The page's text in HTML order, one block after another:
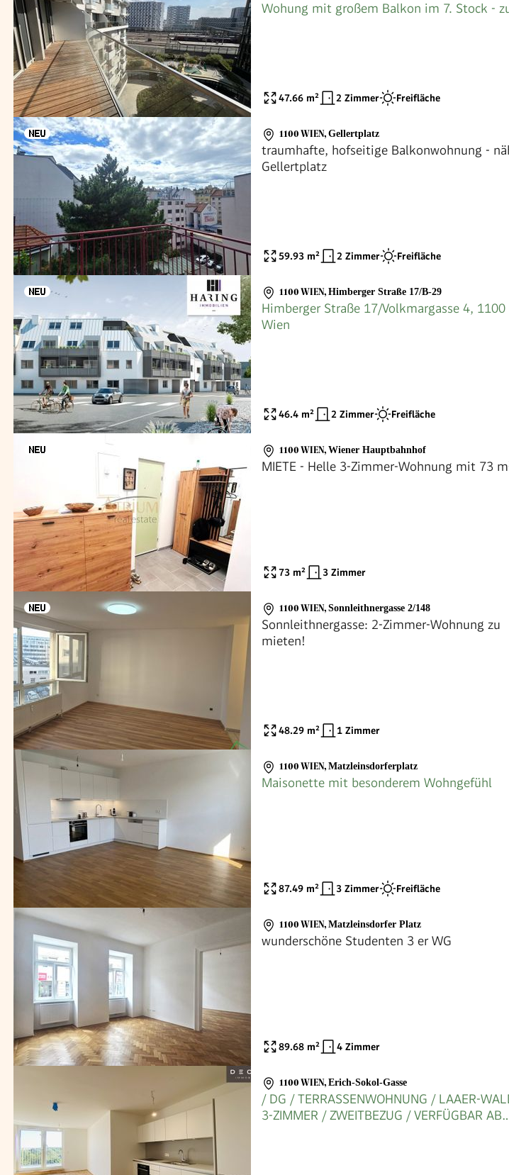
Wohung mit großem Balkon im 7. Stock -
47.66 m² 2 Zimmer Freifläche
1100 WIEN, Gellertplatz
traumhafte, hofseitige Balkonwohnung -
Gellertplatz
59.93 m² 2 Zimmer Freifläche
1100 WIEN, Himberger Straße 17/B-29
Himberger Straße 17/Volkmargasse 4, 1100
Wien
46.4 m² 2 Zimmer Freifläche
1100 WIEN, Wiener Hauptbahnhof
MIETE - Helle 3-Zimmer-Wohnung mit 73
73 m² 3 Zimmer
1100 WIEN, Sonnleithnergasse 2/148
Sonnleithnergasse: 2-Zimmer-Wohnung zu
mieten!
48.29 m² 1 Zimmer
1100 WIEN, Matzleinsdorferplatz
Maisonette mit besonderem Wohngefühl
87.49 m² 3 Zimmer Freifläche
1100 WIEN, Matzleinsdorfer Platz
wunderschöne Studenten 3 er WG
89.68 m² 4 Zimmer
1100 WIEN, Erich-Sokol-Gasse
/ DG / TERRASSENWOHNUNG / LAAER-
3-ZIMMER / ZWEITBEZUG / VERFÜGBAR AB